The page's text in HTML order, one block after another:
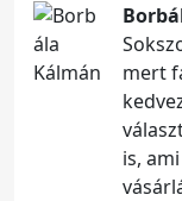
mert
is,